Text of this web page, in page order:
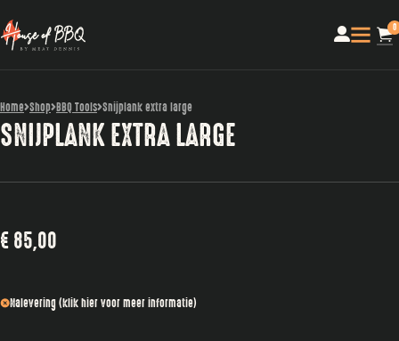
0
Home Shop BBQ Tools Snijplank extra large
SNIJPLANK EXTRA LARGE
€ 85,00
Nalevering (klik hier voor meer informatie)